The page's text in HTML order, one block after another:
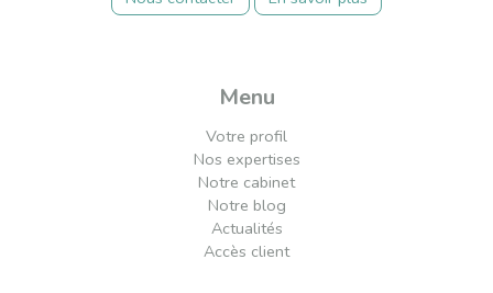
Menu
Votre profil
Nos expertises
Notre cabinet
Notre blog
Actualités
Accès client